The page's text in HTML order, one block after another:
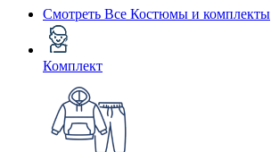
Смотреть Все Костюмы и комплекты
Комплект